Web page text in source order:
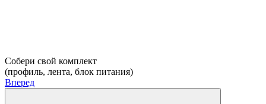
Собери свой комплект
(профиль, лента, блок питания)
Вперед